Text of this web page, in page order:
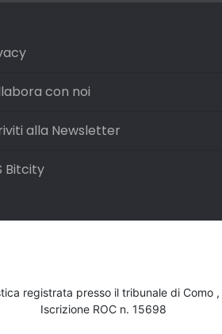
con noi
alla Newsletter
Bitcity
registrata presso il tribunale di Como
Iscrizione ROC n. 15698